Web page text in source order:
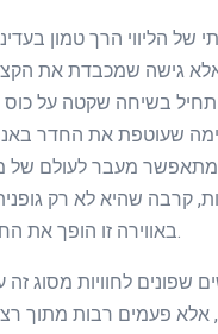
הליווי הרך טמון
גישה שמכבדת את
בשיחה שקטה על כוס
שעוטפת את החדר
מעבר לעולם של
קרבה שהיא לא רק
באווירה זו הופך את החוויה לאומנות של חיבור.
שפונים לחוויות מסוג
אלא פעמים רבות מתוך